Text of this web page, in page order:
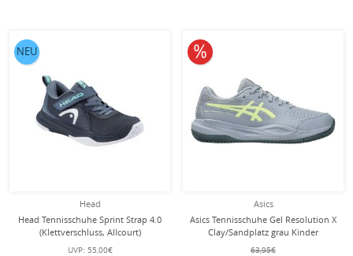
Head
Head Tennisschuhe Sprint Strap 4.0
(Klettverschluss, Allcourt)
dunkelblau Kleinkinder
UVP: 55,00€
NEU
Asics
Asics Tennisschuhe Gel Resolution X
Clay/Sandplatz grau Kinder
63,95€
10% reduziert